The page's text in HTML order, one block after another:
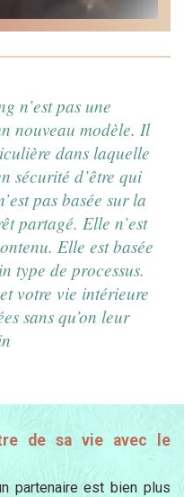
n’est pas une
nouveau modèle. Il
dans laquelle
sécurité d’être qui
pas basée sur la
partagé. Elle n’est
Elle est basée
type de processus.
votre vie intérieure
sans qu’on leur
de sa vie avec le
partenaire est bien plus